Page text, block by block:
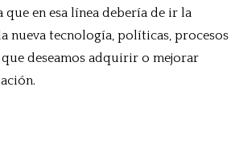
que en esa línea debería de ir la
nueva tecnología, políticas, procesos
deseamos adquirir o mejorar